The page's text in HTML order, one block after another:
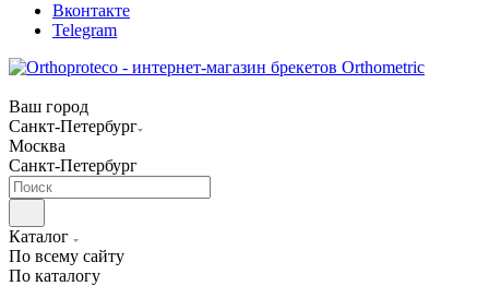
Вконтакте
Telegram
Ваш город
Санкт-Петербург
Москва
Санкт-Петербург
Каталог
По всему сайту
По каталогу